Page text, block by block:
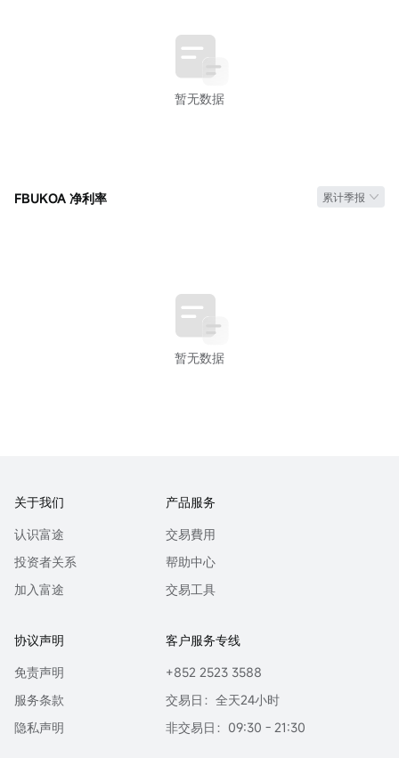
暂无数据
FBUKOA 净利率 累计季报
暂无数据
关于我们
认识富途
投资者关系
加入富途
产品服务
交易費用
帮助中心
交易工具
协议声明
免责声明
服务条款
隐私声明
客户服务专线
+852 2523 3588
交易日：全天24小时
非交易日：09:30 - 21:30